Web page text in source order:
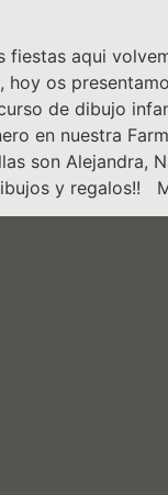
aqui
os
de dibujo
en nuestra
son Alejandra,
y regalos!!